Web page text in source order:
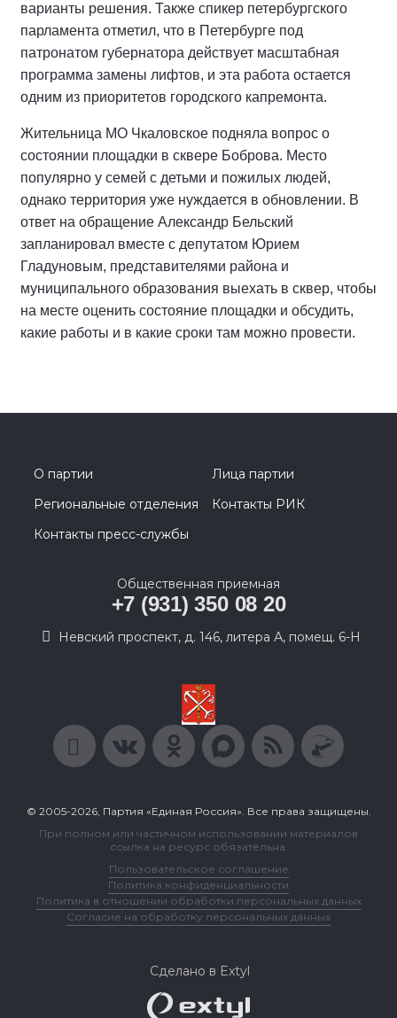
варианты решения. Также спикер петербургского
парламента отметил, что в Петербурге под
патронатом губернатора действует масштабная
программа замены лифтов, и эта работа остается
одним из приоритетов городского капремонта.
Жительница МО Чкаловское подняла вопрос о
состоянии площадки в сквере Боброва. Место
популярно у семей с детьми и пожилых людей,
однако территория уже нуждается в обновлении. В
ответ на обращение Александр Бельский
запланировал вместе с депутатом Юрием
Гладуновым, представителями района и
муниципального образования выехать в сквер, чтобы
на месте оценить состояние площадки и обсудить,
какие работы и в какие сроки там можно провести.
О партии
Лица партии
Региональные отделения
Контакты РИК
Контакты пресс-службы
Общественная приемная
+7 (931) 350 08 20
Невский проспект, д. 146, литера А, помещ. 6-Н
© 2005-2026, Партия «Единая Россия». Все права защищены.
При полном или частичном использовании материалов
ссылка на ресурс обязательна.
Пользовательское соглашение
Политика конфиденциальности
Политика в отношении обработки персональных данных
Согласие на обработку персональных данных
Сделано в Extyl